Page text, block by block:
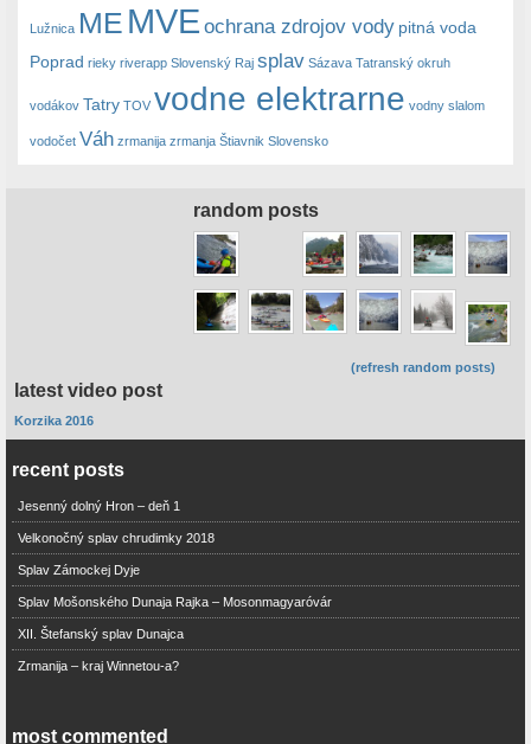
Lužnica ME MVE ochrana zdrojov vody pitná voda
Poprad rieky riverapp Slovenský Raj splav Sázava Tatranský okruh
vodákov Tatry TOV vodne elektrarne vodny slalom
vodočet Váh zrmanija zrmanja Štiavnik Slovensko
random posts
(refresh random posts)
latest video post
Korzika 2016
recent posts
Jesenný dolný Hron – deň 1
Velkonočný splav chrudimky 2018
Splav Zámockej Dyje
Splav Mošonského Dunaja Rajka – Mosonmagyaróvár
XII. Štefanský splav Dunajca
Zrmanija – kraj Winnetou-a?
most commented